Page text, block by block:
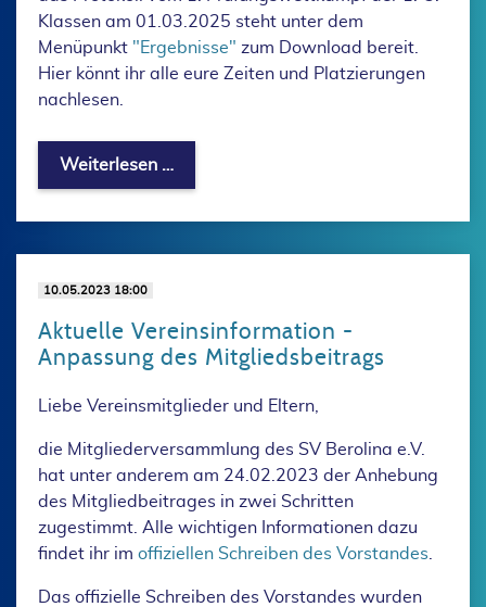
Klassen am 01.03.2025 steht unter dem
Menüpunkt "Ergebnisse" zum Download bereit.
Hier könnt ihr alle eure Zeiten und Platzierungen
nachlesen.
Weiterlesen …
10.05.2023 18:00
Aktuelle Vereinsinformation -
Anpassung des Mitgliedsbeitrags
Liebe Vereinsmitglieder und Eltern,
die Mitgliederversammlung des SV Berolina e.V.
hat unter anderem am 24.02.2023 der Anhebung
des Mitgliedbeitrages in zwei Schritten
zugestimmt. Alle wichtigen Informationen dazu
findet ihr im offiziellen Schreiben des Vorstandes
Das offizielle Schreiben des Vorstandes wurden